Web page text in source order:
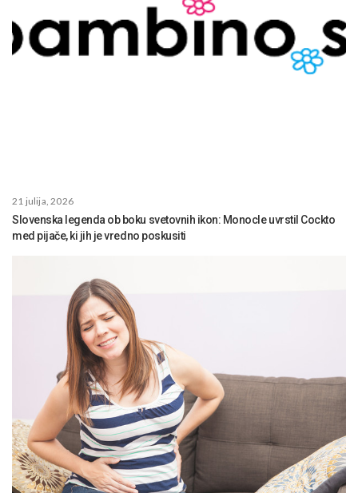
21 julija, 2026
Slovenska legenda ob boku svetovnih ikon: Monocle uvrstil Cockto
med pijače, ki jih je vredno poskusiti